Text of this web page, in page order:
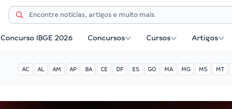
Concurso IBGE 2026 Concursos Cursos Artigos
AC AL AM AP BA CE DF ES GO MA MG MS MT